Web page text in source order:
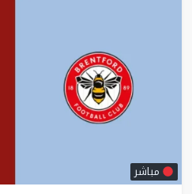
مباشر